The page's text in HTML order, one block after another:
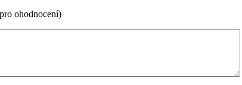
ohodnocení)